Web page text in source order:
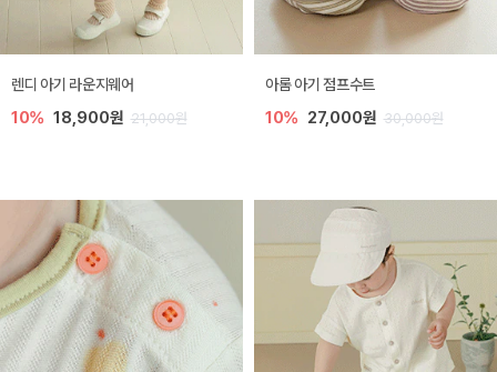
렌디 아기 라운지웨어
10% 18,900원 21,000원
아롬 아기 점프수트
10% 27,000원 30,000원